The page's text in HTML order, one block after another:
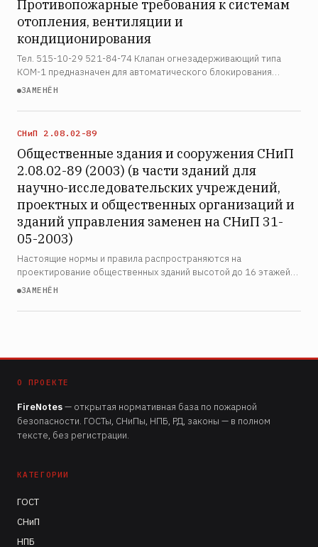
Противопожарные требования к системам
отопления, вентиляции и
кондиционирования
Тел. 515-10-29 521-84-74 Клапан огнезадерживающий типа
КОМ-1 предназначен для автоматического блокирования
распространения продуктов горения при пожаре по
кондиционирова…
ЗАМЕНЁН
СНиП 2.08.02-89
Общественные здания и сооружения СНиП
2.08.02-89 (2003) (в части зданий для
научно-исследовательских учреждений,
проектных и общественных организаций и
зданий управления заменен на СНиП 31-
05-2003)
Настоящие нормы и правила распространяются на
проектирование общественных зданий высотой до 16 этажей
включительно и сооружений, а также помещений
функционального наз…
ЗАМЕНЁН
О ПРОЕКТЕ
FireNotes— открытая нормативная база по пожарной
безопасности. ГОСТы, СНиПы, НПБ, РД, законы — в полном
тексте, без регистрации.
КАТЕГОРИИ
ГОСТ
СНиП
НПБ